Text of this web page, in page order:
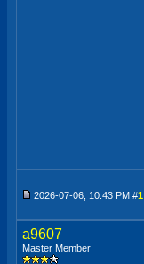
2026-07-06, 10:43 PM #1
a9607
Master Member